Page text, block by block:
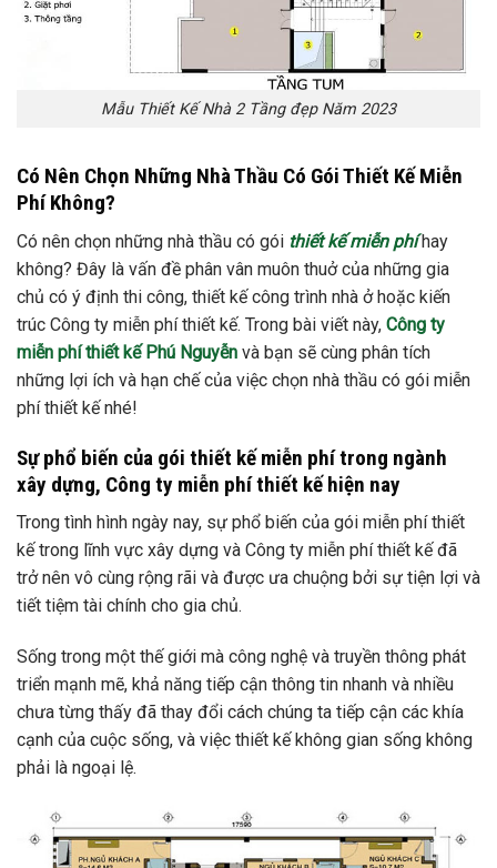
Mẫu Thiết Kế Nhà 2 Tầng đẹp Năm 2023
Có Nên Chọn Những Nhà Thầu Có Gói Thiết Kế Miễn
Phí Không?
Có nên chọn những nhà thầu có gói thiết kế miễn phí hay
không? Đây là vấn đề phân vân muôn thuở của những gia
chủ có ý định thi công, thiết kế công trình nhà ở hoặc kiến
trúc Công ty miễn phí thiết kế. Trong bài viết này, Công ty
miễn phí thiết kế Phú Nguyễn và bạn sẽ cùng phân tích
những lợi ích và hạn chế của việc chọn nhà thầu có gói miễn
phí thiết kế nhé!
Sự phổ biến của gói thiết kế miễn phí trong ngành
xây dựng, Công ty miễn phí thiết kế hiện nay
Trong tình hình ngày nay, sự phổ biến của gói miễn phí thiết
kế trong lĩnh vực xây dựng và Công ty miễn phí thiết kế đã
trở nên vô cùng rộng rãi và được ưa chuộng bởi sự tiện lợi và
tiết tiệm tài chính cho gia chủ.
Sống trong một thế giới mà công nghệ và truyền thông phát
triển mạnh mẽ, khả năng tiếp cận thông tin nhanh và nhiều
chưa từng thấy đã thay đổi cách chúng ta tiếp cận các khía
cạnh của cuộc sống, và việc thiết kế không gian sống không
phải là ngoại lệ.